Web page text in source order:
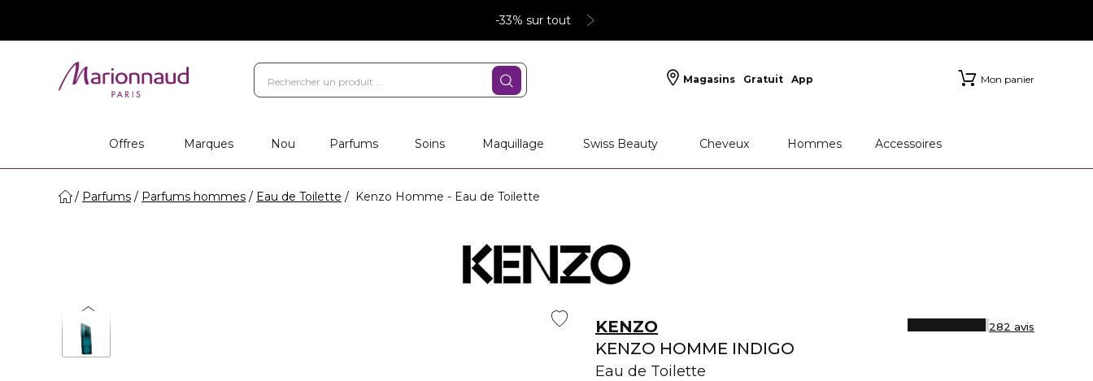
-33% sur tout
Magasins Gratuit App Mon panier
Offres Marques Nou Parfums Soins Maquillage Swiss Beauty Cheveux Hommes Accessoires
Parfums Parfums hommes Eau de Toilette Kenzo Homme - Eau de Toilette
KENZO
KENZO HOMME INDIGO
Eau de Toilette
282 avis